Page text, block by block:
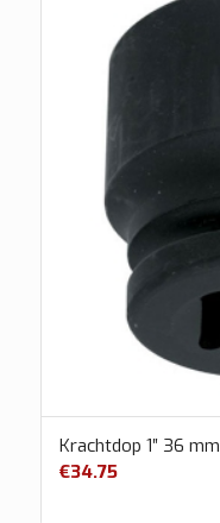
Krachtdop 1″ 36 mm
€34.75